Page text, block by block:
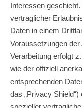
Interessen
vertraglicher
Daten in einem
Voraussetzungen
Verarbeitung erfolgt
wie der offiziell
entsprechenden
das „Privacy